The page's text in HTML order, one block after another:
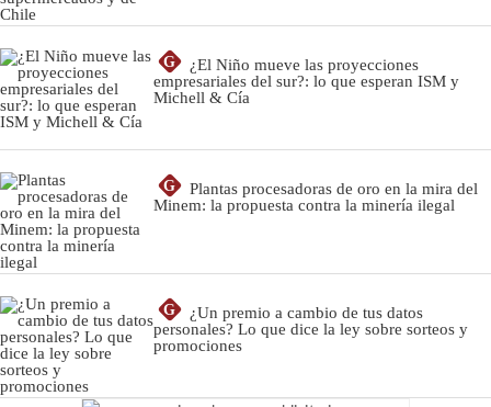
G
¿El Niño mueve las proyecciones
empresariales del sur?: lo que esperan ISM y
Michell & Cía
G
Plantas procesadoras de oro en la mira del
Minem: la propuesta contra la minería ilegal
G
¿Un premio a cambio de tus datos
personales? Lo que dice la ley sobre sorteos y
promociones